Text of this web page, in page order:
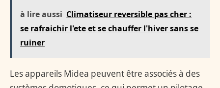
à lire aussi Climatiseur reversible pas cher :
se rafraichir l'ete et se chauffer l'hiver sans se
ruiner
Les appareils Midea peuvent être associés à des